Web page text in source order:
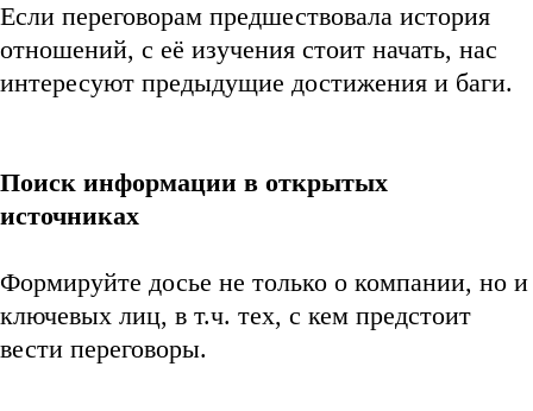
Если переговорам предшествовала история
отношений, с её изучения стоит начать, нас
интересуют предыдущие достижения и баги.
Поиск информации в открытых
источниках
Формируйте досье не только о компании, но и
ключевых лиц, в т.ч. тех, с кем предстоит
вести переговоры.